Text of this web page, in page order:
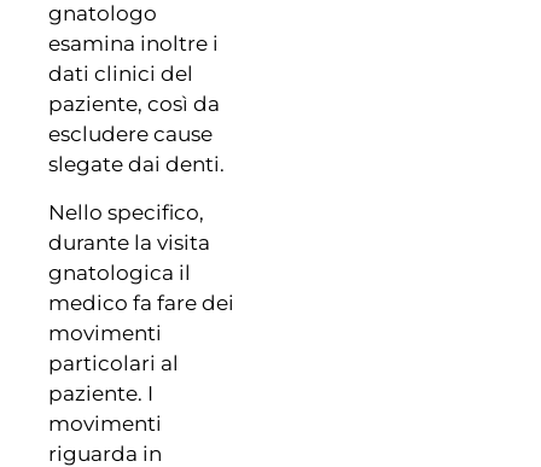
gnatologo
esamina inoltre i
dati clinici del
paziente, così da
escludere cause
slegate dai denti.
Nello specifico,
durante la visita
gnatologica il
medico fa fare dei
movimenti
particolari al
paziente. I
movimenti
riguarda in